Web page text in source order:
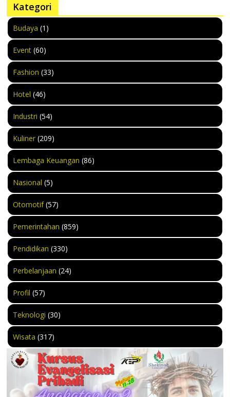
Kategori
Budaya (1)
Event (60)
Fashion (33)
Hotel (46)
Industri (54)
Kuliner (209)
Lembaga Keuangan (86)
Nasional (5)
Otomotif(57)
Pemerintahan (859)
Pendidikan (330)
Perbelanjaan (24)
Profil (57)
Teknologi (30)
Wisata (317)